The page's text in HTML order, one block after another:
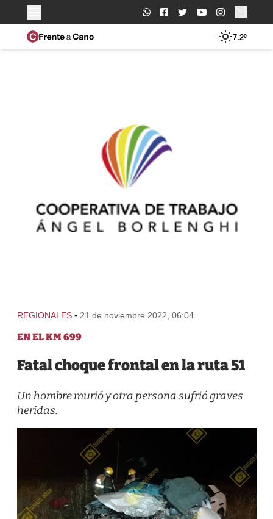
Buscar:
7.2º
REGIONALES - 21 de noviembre 2022, 06:04
EN EL KM 699
Fatal choque frontal en la ruta 51
Un hombre murió y otra persona sufrió graves
heridas.